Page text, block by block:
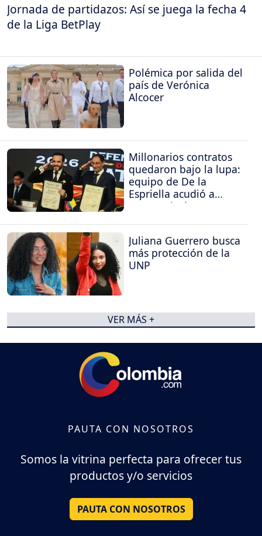
Jornada de partidazos: Así se juega la fecha 4
de la Liga BetPlay
Polémica por salida del
país de Verónica
Alcocer
Millonarios contratos
quedaron bajo la lupa:
equipo de De la
Espriella acudió a
Procuraduría y
Juliana Guerrero busca
más protección de la
UNP
VER MÁS +
PAUTA CON NOSOTROS
Somos la vitrina perfecta para ofrecer tus
productos y/o servicios
PAUTA CON NOSOTROS